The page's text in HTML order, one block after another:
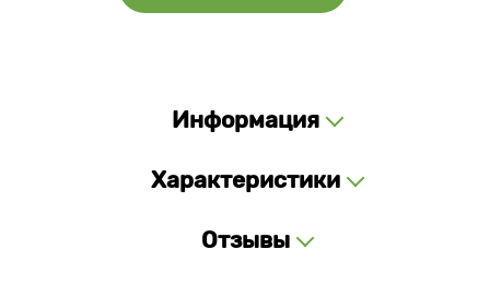
Информация
Характеристики
Отзывы